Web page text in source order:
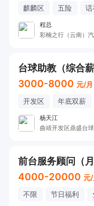
麒麟区 五险 话
程总
台球助教（综合
3000-8000 元/月
开发区 年底双薪
杨天江
曲靖开发区鼎盛台
4000-20000 元/
不限 节日福利